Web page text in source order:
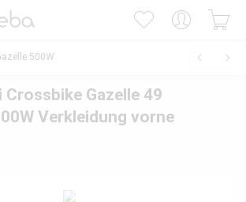
500W
Crossbike Gazelle 49
Verkleidung vorne